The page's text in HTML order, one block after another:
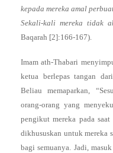
kepada mereka amal
Sekali-kali mereka tidak
Baqarah [2]:166-167).
Imam ath-Thabari
ketua berlepas tangan
Beliau memaparkan,
orang-orang yang
pengikut mereka pada
dikhususkan untuk mereka
bagi semuanya. Jadi,